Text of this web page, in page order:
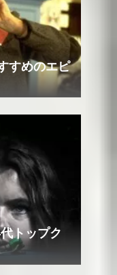
すめのエピ
トップク